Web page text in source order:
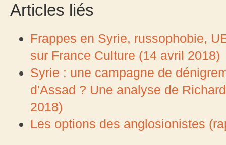
Articles liés
Frappes en Syrie, russophobie,
sur France Culture (14 avril 2018)
Syrie : une campagne de
d'Assad ? Une analyse de
2018)
Les options des anglosionistes